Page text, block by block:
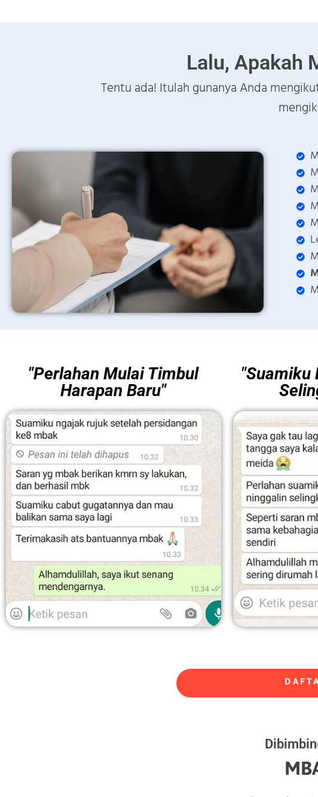
Lalu, Apakah
Tentu ada! Itulah gunanya Anda
"Perlahan Mulai Timbul
Harapan Baru"
"Suamiku